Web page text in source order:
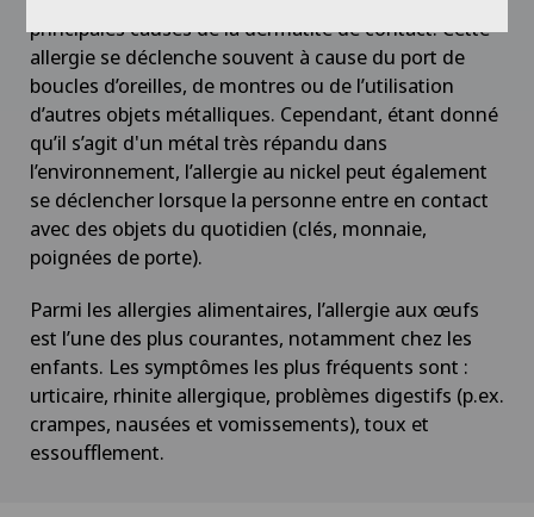
Chirurgie de la thyroïde (chirurgie
endocrinienne)
Chirurgie de l’épaule
Chirurgie de l’intestin grêle
Chirurgie des paupières
Chirurgie du côlon
Chirurgie du coude
principales causes de la dermatite de contact. Cette
allergie se déclenche souvent à cause du port de
boucles d’oreilles, de montres ou de l’utilisation
d’autres objets métalliques. Cependant, étant donné
qu’il s’agit d'un métal très répandu dans
l’environnement, l’allergie au nickel peut également
se déclencher lorsque la personne entre en contact
avec des objets du quotidien (clés, monnaie,
poignées de porte).
Parmi les allergies alimentaires, l’allergie aux œufs
est l’une des plus courantes, notamment chez les
enfants. Les symptômes les plus fréquents sont :
urticaire, rhinite allergique, problèmes digestifs (p.ex.
crampes, nausées et vomissements), toux et
essoufflement.